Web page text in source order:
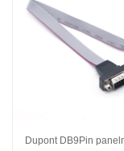
Dupont DB9Pin